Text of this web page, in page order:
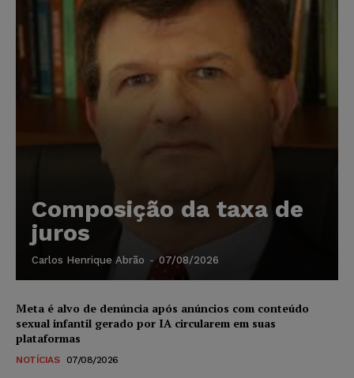
Composição da taxa de
juros
Carlos Henrique Abrão - 07/08/2026
Meta é alvo de denúncia após anúncios com conteúdo
sexual infantil gerado por IA circularem em suas
plataformas
NOTÍCIAS 07/08/2026